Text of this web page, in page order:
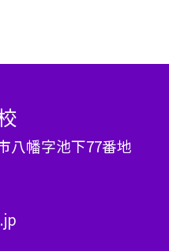
八幡字池下77番地